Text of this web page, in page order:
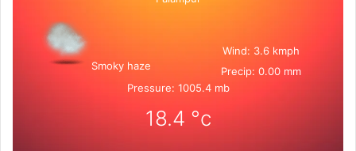
Smoky haze
Wind: 3.6 kmph
Precip: 0.00 mm
Pressure: 1005.4 mb
18.4 °c